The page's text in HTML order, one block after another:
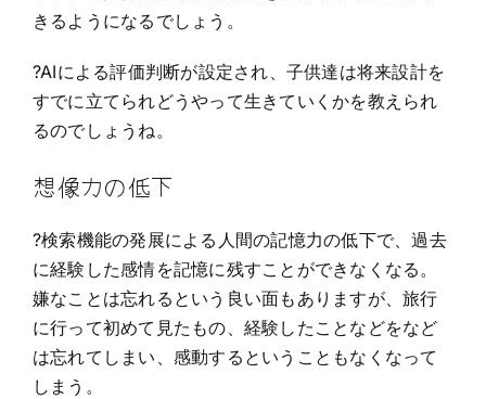
きるようになるでしょう。
?AIによる評価判断が設定され、子供達は将来設計を
すでに立てられどうやって生きていくかを教えられ
るのでしょうね。
想像力の低下
?検索機能の発展による人間の記憶力の低下で、過去
に経験した感情を記憶に残すことができなくなる。
嫌なことは忘れるという良い面もありますが、旅行
に行って初めて見たもの、経験したことなどをなど
は忘れてしまい、感動するということもなくなって
しまう。